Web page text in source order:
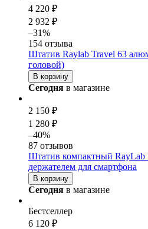
4 220 ₽
2 932 ₽
–31%
154 отзыва
Штатив Raylab Travel 63
головой)
В корзину
Сегодня в магазине
2 150 ₽
1 280 ₽
–40%
87 отзывов
Штатив компактный RayLab
держателем для смартфона
В корзину
Сегодня в магазине
Бестселлер
6 120 ₽